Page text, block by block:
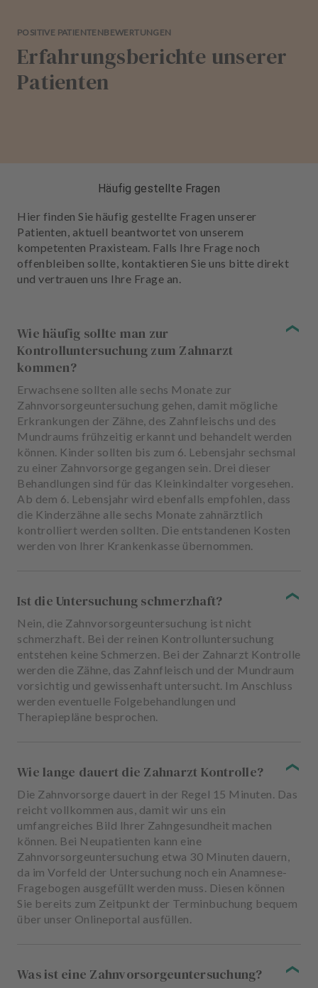
POSITIVE PATIENTENBEWERTUNGEN
Erfahrungsberichte unserer
Patienten
Häufig gestellte Fragen
Hier finden Sie häufig gestellte Fragen unserer
Patienten, aktuell beantwortet von unserem
kompetenten Praxisteam. Falls Ihre Frage noch
offenbleiben sollte, kontaktieren Sie uns bitte direkt
und vertrauen uns Ihre Frage an.
Wie häufig sollte man zur
Kontrolluntersuchung zum Zahnarzt
kommen?
Erwachsene sollten alle sechs Monate zur
Zahnvorsorgeuntersuchung gehen, damit mögliche
Erkrankungen der Zähne, des Zahnfleischs und des
Mundraums frühzeitig erkannt und behandelt werden
können. Kinder sollten bis zum 6. Lebensjahr sechsmal
zu einer Zahnvorsorge gegangen sein. Drei dieser
Behandlungen sind für das Kleinkindalter vorgesehen.
Ab dem 6. Lebensjahr wird ebenfalls empfohlen, dass
die Kinderzähne alle sechs Monate zahnärztlich
kontrolliert werden sollten. Die entstandenen Kosten
werden von Ihrer Krankenkasse übernommen.
Ist die Untersuchung schmerzhaft?
Nein, die Zahnvorsorgeuntersuchung ist nicht
schmerzhaft. Bei der reinen Kontrolluntersuchung
entstehen keine Schmerzen. Bei der Zahnarzt Kontrolle
werden die Zähne, das Zahnfleisch und der Mundraum
vorsichtig und gewissenhaft untersucht. Im Anschluss
werden eventuelle Folgebehandlungen und
Therapiepläne besprochen.
Wie lange dauert die Zahnarzt Kontrolle?
Die Zahnvorsorge dauert in der Regel 15 Minuten. Das
reicht vollkommen aus, damit wir uns ein
umfangreiches Bild Ihrer Zahngesundheit machen
können. Bei Neupatienten kann eine
Zahnvorsorgeuntersuchung etwa 30 Minuten dauern,
da im Vorfeld der Untersuchung noch ein Anamnese-
Fragebogen ausgefüllt werden muss. Diesen können
Sie bereits zum Zeitpunkt der Terminbuchung bequem
über unser Onlineportal ausfüllen.
Was ist eine Zahnvorsorgeuntersuchung?